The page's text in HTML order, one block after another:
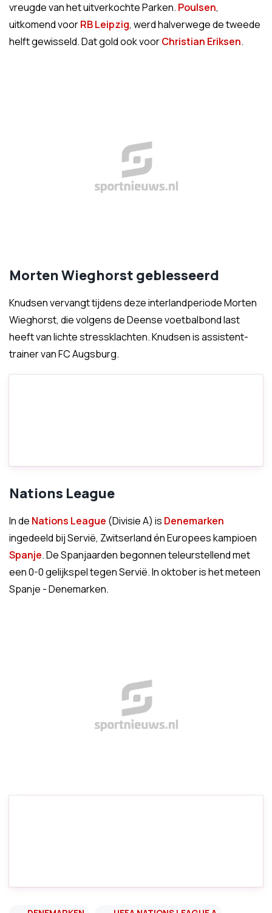
vreugde van het uitverkochte Parken. Poulsen,
uitkomend voorRB Leipzig, werd halverwege de tweede
helft gewisseld. Dat gold ook voorChristian Eriksen.
Morten Wieghorst geblesseerd
Knudsen vervangt tijdens deze interlandperiode Morten
Wieghorst, die volgens de Deense voetbalbond last
heeft van lichte stressklachten. Knudsen is assistent-
trainer van FC Augsburg.
Nations League
In de Nations League (Divisie A) is Denemarken
ingedeeld bij Servië, Zwitserland én Europees kampioen
Spanje. De Spanjaarden begonnen teleurstellend met
een 0-0 gelijkspel tegen Servië. In oktober is het meteen
Spanje - Denemarken.